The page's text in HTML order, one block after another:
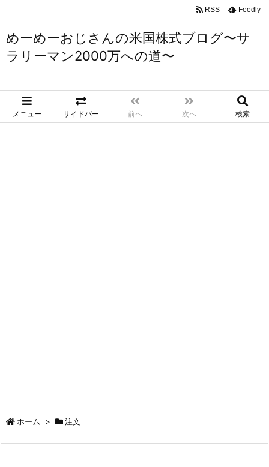
めーめーおじさんの米国株式ブログ〜サ
ラリーマン2000万への道〜
メニュー サイドバー 前へ 次へ 検索
RSS Feedly
ホーム > 注文